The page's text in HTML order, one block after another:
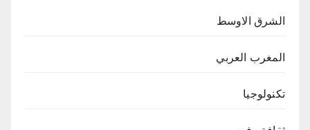
الشرق الاوسط
المغرب العربي
تكنولوجيا